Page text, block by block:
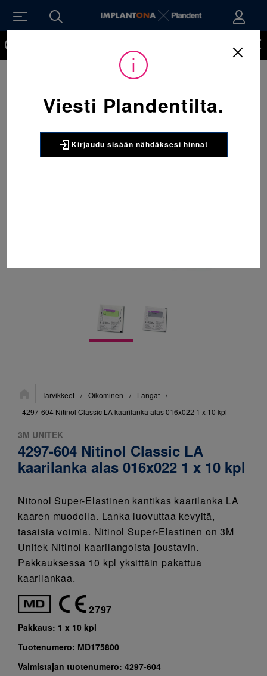
Sijainti:Tarvikkeet / Oikominen / Langat /
4297-604 Nitinol Classic LA kaarilanka alas 016x022 1 x 10 kpl
3M UNITEK
4297-604 Nitinol Classic LA
kaarilanka alas 016x022 1 x 10 kpl
Nitonol Super-Elastinen kantikas kaarilanka LA
kaaren muodolla. Lanka luovuttaa kevyitä,
tasaisia voimia. Nitinol Super-Elastinen on 3M
Unitek Nitinol kaarilangoista joustavin.
Pakkauksessa 10 kpl yksittäin pakattua
kaarilankaa.
2797
Pakkaus: 1 x 10 kpl
Tuotenumero: MD175800
Valmistajan tuotenumero: 4297-604
Viesti Plandentilta.
Kirjaudu sisään nähdäksesi hinnat